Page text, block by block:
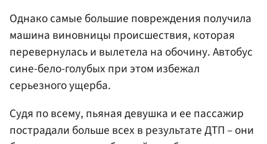
Однако самые большие повреждения получила
машина виновницы происшествия, которая
перевернулась и вылетела на обочину. Автобус
сине-бело-голубых при этом избежал
серьезного ущерба.
Судя по всему, пьяная девушка и ее пассажир
пострадали больше всех в результате ДТП – они